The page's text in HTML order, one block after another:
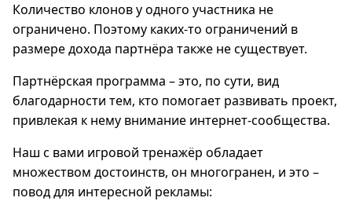
Количество клонов у одного участника не
ограничено. Поэтому каких-то ограничений в
размере дохода партнёра также не существует.
Партнёрская программа – это, по сути, вид
благодарности тем, кто помогает развивать проект,
привлекая к нему внимание интернет-сообщества.
Наш с вами игровой тренажёр обладает
множеством достоинств, он многогранен, и это –
повод для интересной рекламы: